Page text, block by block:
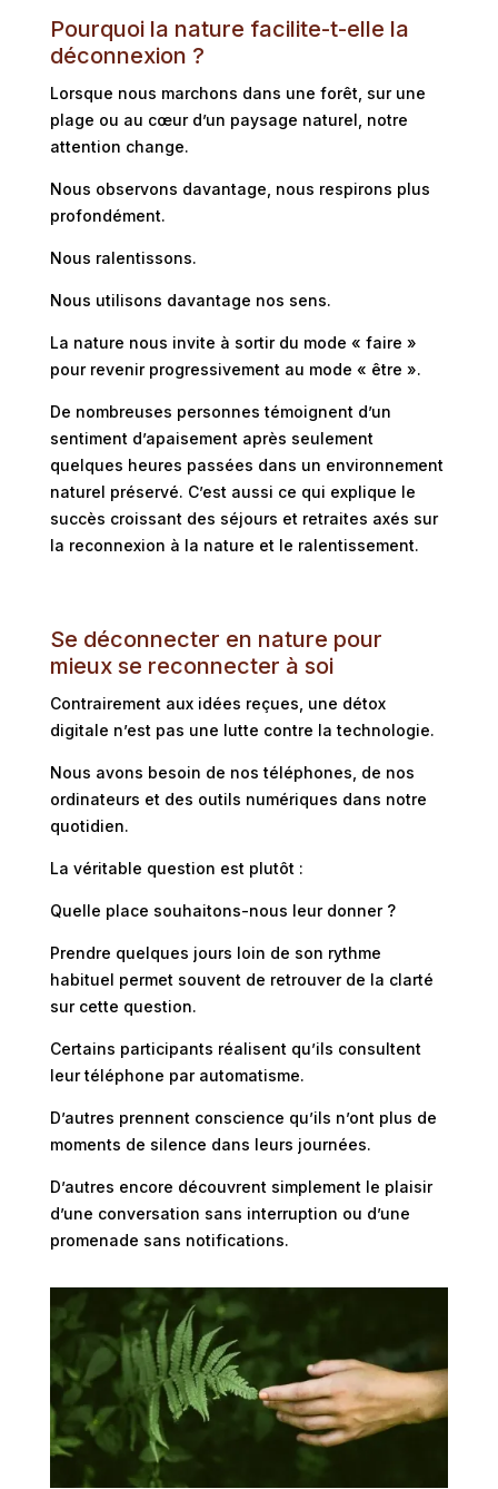
Pourquoi la nature facilite-t-elle la
déconnexion ?
Lorsque nous marchons dans une forêt, sur une
plage ou au cœur d’un paysage naturel, notre
attention change.
Nous observons davantage, nous respirons plus
profondément.
Nous ralentissons.
Nous utilisons davantage nos sens.
La nature nous invite à sortir du mode « faire »
pour revenir progressivement au mode « être ».
De nombreuses personnes témoignent d’un
sentiment d’apaisement après seulement
quelques heures passées dans un environnement
naturel préservé. C’est aussi ce qui explique le
succès croissant des séjours et retraites axés sur
la reconnexion à la nature et le ralentissement.
Se déconnecter en nature pour
mieux se reconnecter à soi
Contrairement aux idées reçues, une détox
digitale n’est pas une lutte contre la technologie.
Nous avons besoin de nos téléphones, de nos
ordinateurs et des outils numériques dans notre
quotidien.
La véritable question est plutôt :
Quelle place souhaitons-nous leur donner ?
Prendre quelques jours loin de son rythme
habituel permet souvent de retrouver de la clarté
sur cette question.
Certains participants réalisent qu’ils consultent
leur téléphone par automatisme.
D’autres prennent conscience qu’ils n’ont plus de
moments de silence dans leurs journées.
D’autres encore découvrent simplement le plaisir
d’une conversation sans interruption ou d’une
promenade sans notifications.